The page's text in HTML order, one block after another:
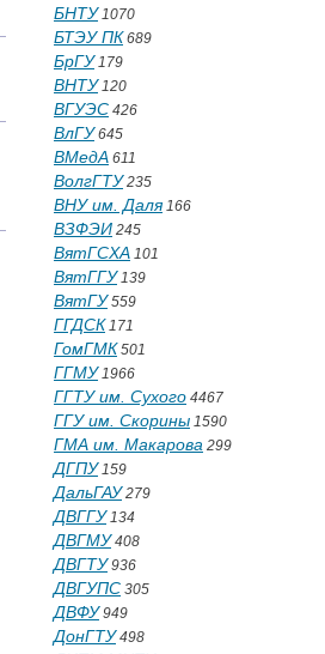
БНТУ1070
БТЭУ ПК 689
БрГУ179
ВНТУ120
ВГУЭС 426
ВлГУ645
ВМедА 611
ВолгГТУ235
ВНУ им. Даля166
ВЗФЭИ 245
ВятГСХА 101
ВятГГУ139
ВятГУ559
ГГДСК 171
ГомГМК 501
ГГМУ1966
ГГТУ им. Сухого 4467
ГГУ им. Скорины 1590
ГМА им. Макарова 299
ДГПУ159
ДальГАУ279
ДВГГУ134
ДВГМУ408
ДВГТУ936
ДВГУПС 305
ДВФУ949
ДонГТУ498